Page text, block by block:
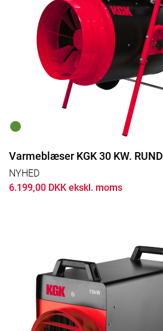
Varmeblæser KGK 30 KW. RUND
NYHED
6.199,00 DKK ekskl. moms